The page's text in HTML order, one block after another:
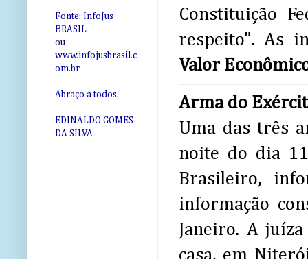
Constituição
respeito". As
Valor
Arma do
Uma das três
noite do dia
Brasileiro,
informação
Janeiro. A
casa, em
Fonte: InfoJus
BRASIL
ou
www.infojusbrasil.c
om.br
Abraço a todos.
EDINALDO GOMES
DA SILVA